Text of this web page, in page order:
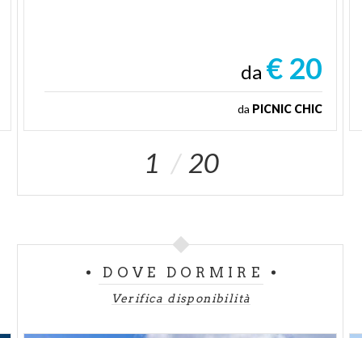
da € 20
da PICNIC CHIC
1 20
DOVE DORMIRE
Verifica disponibilità